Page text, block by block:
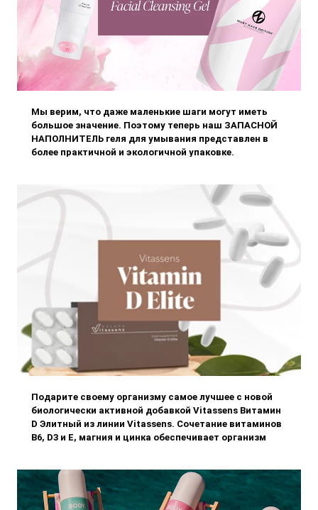
Мы верим, что даже маленькие шаги могут иметь
большое значение. Поэтому теперь наш ЗАПАСНОЙ
НАПОЛНИТЕЛЬ геля для умывания представлен в
более практичной и экологичной упаковке.
Подарите своему организму самое лучшее с новой
биологически активной добавкой Vitassens Витамин
D Элитный из линии Vitassens. Сочетание витаминов
B6, D3 и E, магния и цинка обеспечивает организм